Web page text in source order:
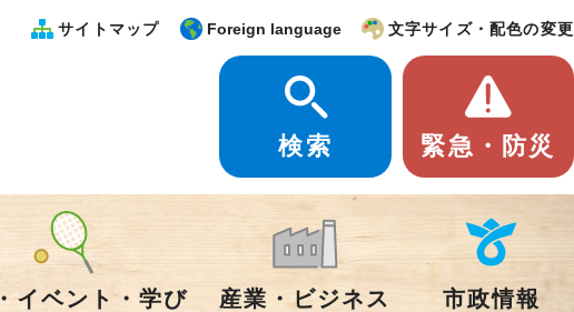
サイトマップ Foreign language 文字サイズ・配色の変更
検索 緊急・防災
イベント・学び 産業・ビジネス 市政情報